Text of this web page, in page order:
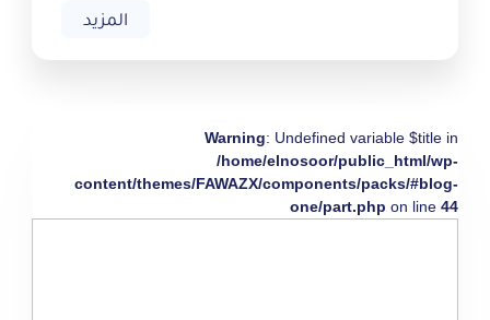
المزيد
Warning: Undefined variable $title in
/home/elnosoor/public_html/wp-
content/themes/FAWAZX/components/packs/#blog-
one/part.php on line 44